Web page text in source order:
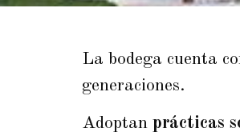
La bodega cuenta
generaciones.
Adoptan prácticas